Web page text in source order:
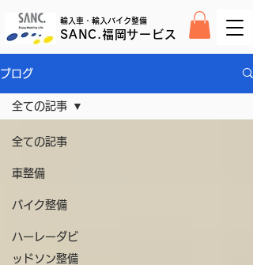
SANC.福岡サービス
輸入車・輸入バイク整備
ブログ
全ての記事
車整備
バイク整備
ハーレーダビ
ッドソン整備
全ての記事